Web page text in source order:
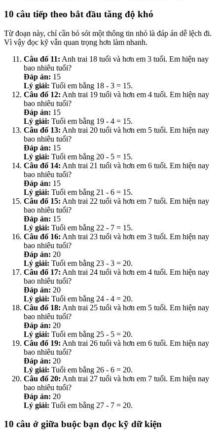
10 câu tiếp theo bắt đầu tăng độ khó
Từ đoạn này, chỉ cần bỏ sót một thông tin nhỏ là đáp án dễ lệch đi.
Vì vậy đọc kỹ vẫn quan trọng hơn làm nhanh.
Câu đố 11: Anh trai 18 tuổi và hơn em 3 tuổi. Em hiện nay
bao nhiêu tuổi?
Đáp án: 15
Lý giải: Tuổi em bằng 18 - 3 = 15.
Câu đố 12: Anh trai 19 tuổi và hơn em 4 tuổi. Em hiện nay
bao nhiêu tuổi?
Đáp án: 15
Lý giải: Tuổi em bằng 19 - 4 = 15.
Câu đố 13: Anh trai 20 tuổi và hơn em 5 tuổi. Em hiện nay
bao nhiêu tuổi?
Đáp án: 15
Lý giải: Tuổi em bằng 20 - 5 = 15.
Câu đố 14: Anh trai 21 tuổi và hơn em 6 tuổi. Em hiện nay
bao nhiêu tuổi?
Đáp án: 15
Lý giải: Tuổi em bằng 21 - 6 = 15.
Câu đố 15: Anh trai 22 tuổi và hơn em 7 tuổi. Em hiện nay
bao nhiêu tuổi?
Đáp án: 15
Lý giải: Tuổi em bằng 22 - 7 = 15.
Câu đố 16: Anh trai 23 tuổi và hơn em 3 tuổi. Em hiện nay
bao nhiêu tuổi?
Đáp án: 20
Lý giải: Tuổi em bằng 23 - 3 = 20.
Câu đố 17: Anh trai 24 tuổi và hơn em 4 tuổi. Em hiện nay
bao nhiêu tuổi?
Đáp án: 20
Lý giải: Tuổi em bằng 24 - 4 = 20.
Câu đố 18: Anh trai 25 tuổi và hơn em 5 tuổi. Em hiện nay
bao nhiêu tuổi?
Đáp án: 20
Lý giải: Tuổi em bằng 25 - 5 = 20.
Câu đố 19: Anh trai 26 tuổi và hơn em 6 tuổi. Em hiện nay
bao nhiêu tuổi?
Đáp án: 20
Lý giải: Tuổi em bằng 26 - 6 = 20.
Câu đố 20: Anh trai 27 tuổi và hơn em 7 tuổi. Em hiện nay
bao nhiêu tuổi?
Đáp án: 20
Lý giải: Tuổi em bằng 27 - 7 = 20.
10 câu ở giữa buộc bạn đọc kỹ dữ kiện